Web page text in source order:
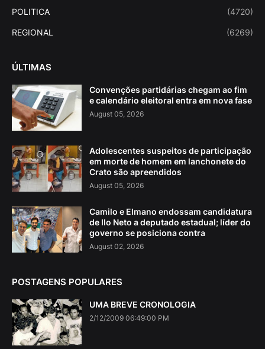
POLITICA (4720)
REGIONAL (6269)
ÚLTIMAS
Convenções partidárias chegam ao fim
e calendário eleitoral entra em nova fase
August 05, 2026
Adolescentes suspeitos de participação
em morte de homem em lanchonete do
Crato são apreendidos
August 05, 2026
Camilo e Elmano endossam candidatura
de Ilo Neto a deputado estadual; líder do
governo se posiciona contra
August 02, 2026
POSTAGENS POPULARES
UMA BREVE CRONOLOGIA
2/12/2009 06:49:00 PM